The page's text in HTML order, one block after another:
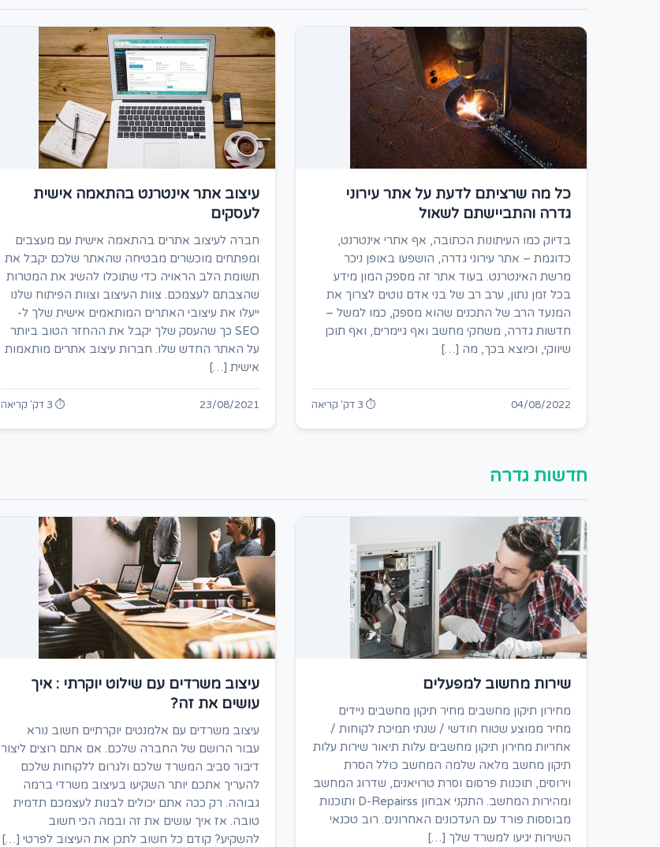
כל מה שרציתם לדעת על אתר עירוני
גדרה והתביישתם לשאול
בדיוק כמו העיתונות הכתובה, אף אתרי אינטרנט,
כדוגמת – אתר עירוני גדרה, הושפעו באופן ניכר
מרשת האינטרנט. בעוד אתר זה מספק המון מידע
בכל זמן נתון, ערב רב של בני אדם נוטים לצרוך את
המנעד הרב של התכנים שהוא מספק, כמו למשל –
חדשות גדרה, משחקי מחשב ואף גיימרים, ואף תוכן
שיווקי, וכיוצא בכך, מה […]
04/08/2022 ⏱ 3 דק' קריאה
עיצוב אתר אינטרנט בהתאמה אישית
לעסקים
חברה לעיצוב אתרים בהתאמה אישית עם מעצבים
ומפתחים מוכשרים מבטיחה שהאתר שלכם יקבל את
תשומת הלב הראויה כדי שתוכלו להשיג את המטרות
שהצבתם לעצמכם. צוות העיצוב וצוות הפיתוח שלנו
ייעלו את עיצובי האתרים המותאמים אישית שלך ל-
SEO כך שהעסק שלך יקבל את ההחזר הטוב ביותר
על האתר החדש שלו. חברות עיצוב אתרים מותאמות
אישית […]
23/08/2021 ⏱ 3 דק' קריאה
חדשות גדרה
שירות מחשוב למפעלים
מחירון תיקון מחשבים מחיר תיקון מחשבים ניידים
מחיר ממוצע שטוח חודשי / שנתי תמיכת לקוחות /
אחריות מחירון תיקון מחשבים עלות תיאור שירות עלות
תיקון מחשב מלאה שלמה המחשב כולל הסרת
וירוסים, תוכנות פרסום וסרת טרויאנים, שדרוג המחשב
ומהירות המחשב. התקני אבחון D-Repairss ותוכנות
מבוססות פורד עם העדכונים האחרונים. רוב טכנאי
השירות יגיעו למשרד שלך […]
עיצוב משרדים עם שילוט יוקרתי : איך
עושים את זה?
עיצוב משרדים עם אלמנטים יוקרתיים חשוב נורא
עבור הרושם של החברה שלכם. אם אתם רוצים ליצור
דיבור סביב המשרד שלכם ולגרום ללקוחות שלכם
להעריך אתכם יותר השקיעו בעיצוב משרדי ברמה
גבוהה. רק ככה אתם יכולים לבנות לעצמכם תדמית
טובה. אז איך עושים את זה ובמה הכי חשוב
להשקיע? קודם כל חשוב לתכן את העיצוב לפרטי […]